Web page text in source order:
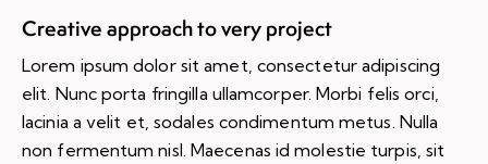
Creative approach to very project
Lorem ipsum dolor sit amet, consectetur adipiscing
elit. Nunc porta fringilla ullamcorper. Morbi felis orci,
lacinia a velit et, sodales condimentum metus. Nulla
non fermentum nisl. Maecenas id molestie turpis, sit